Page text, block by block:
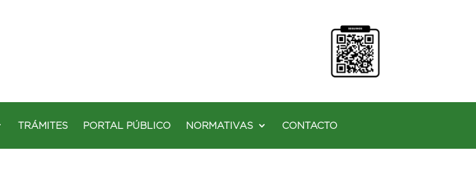
TRÁMITES PORTAL PÚBLICO NORMATIVAS CONTACTO